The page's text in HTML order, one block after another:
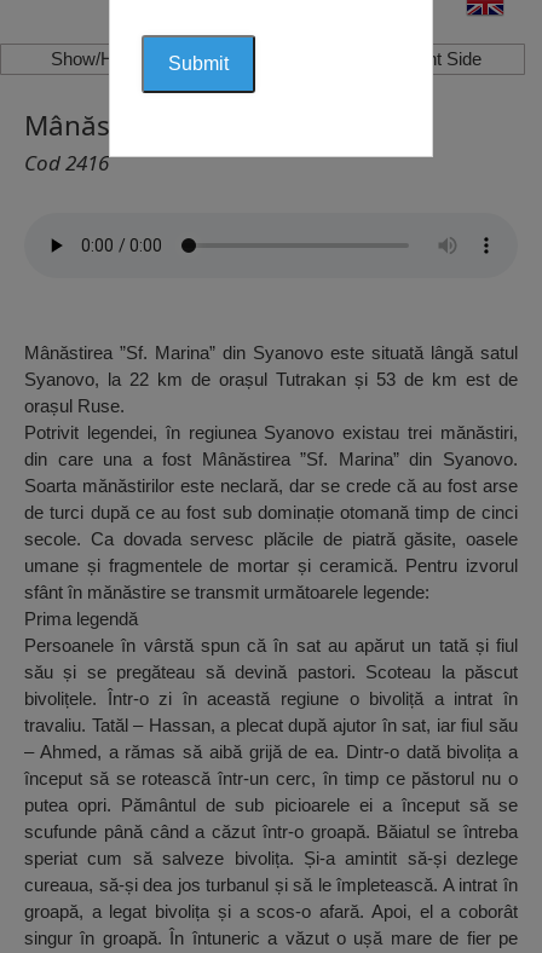
Show/Hide Left Side Show/Hide Right Side
Mânăstirea Sf. Marina, Syanovo
Cod 2416
Mânăstirea ”Sf. Marina” din Syanovo este situată lângă satul
Syanovo, la 22 km de orașul Tutrakan și 53 de km est de
orașul Ruse.
Potrivit legendei, în regiunea Syanovo existau trei mănăstiri,
din care una a fost Mânăstirea ”Sf. Marina” din Syanovo.
Soarta mănăstirilor este neclară, dar se crede că au fost arse
de turci după ce au fost sub dominație otomană timp de cinci
secole. Ca dovada servesc plăcile de piatră găsite, oasele
umane și fragmentele de mortar și ceramică. Pentru izvorul
sfânt în mănăstire se transmit următoarele legende:
Prima legendă
Persoanele în vârstă spun că în sat au apărut un tată și fiul
său și se pregăteau să devină pastori. Scoteau la păscut
bivolițele. Într-o zi în această regiune o bivoliță a intrat în
travaliu. Tatăl – Hassan, a plecat după ajutor în sat, iar fiul său
– Ahmed, a rămas să aibă grijă de ea. Dintr-o dată bivolița a
început să se rotească într-un cerc, în timp ce păstorul nu o
putea opri. Pământul de sub picioarele ei a început să se
scufunde până când a căzut într-o groapă. Băiatul se întreba
speriat cum să salveze bivolița. Și-a amintit să-și dezlege
cureaua, să-și dea jos turbanul și să le împletească. A intrat în
groapă, a legat bivolița și a scos-o afară. Apoi, el a coborât
singur în groapă. În întuneric a văzut o ușă mare de fier pe